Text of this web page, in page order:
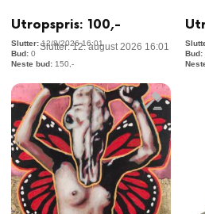
Slutter: 12. august 2026 16:01
Utropspris: 100,-
12/8/2026 16:01
0
150,-